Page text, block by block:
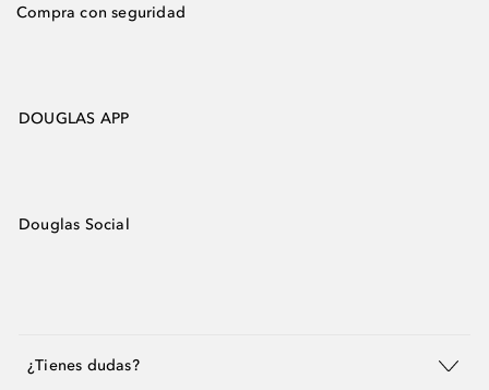
Compra con seguridad
DOUGLAS APP
Douglas Social
¿Tienes dudas?